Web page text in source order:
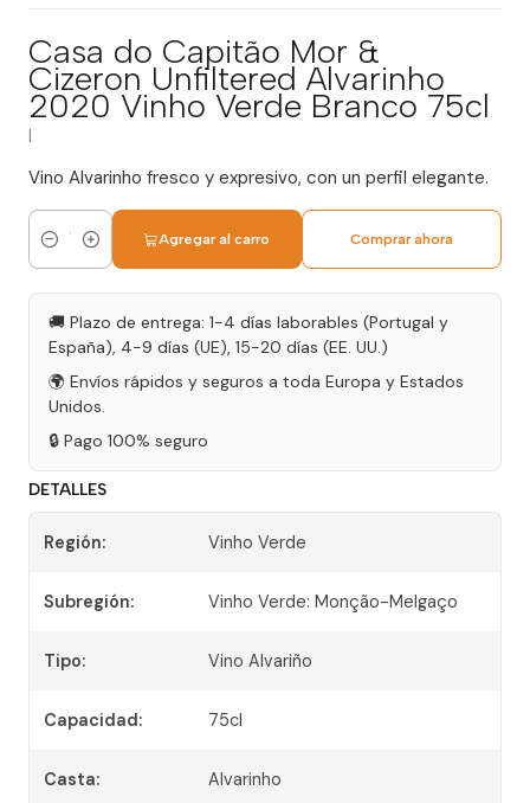
Casa do Capitão Mor &
Cizeron Unfiltered Alvarinho
2020 Vinho Verde Branco 75cl
Vino Alvarinho fresco y expresivo, con un perfil elegante.
Cantidad
Agregar al carro Comprar ahora
🚚 Plazo de entrega: 1-4 días laborables (Portugal y
España), 4-9 días (UE), 15-20 días (EE. UU.)
🌍 Envíos rápidos y seguros a toda Europa y Estados
Unidos.
🔒 Pago 100% seguro
DETALLES
Región: Vinho Verde
Subregión: Vinho Verde: Monção-Melgaço
Tipo: Vino Alvariño
Capacidad: 75cl
Casta: Alvarinho